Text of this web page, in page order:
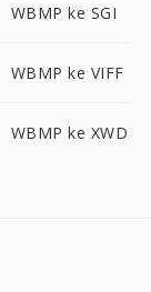
WBMP ke SGI
WBMP ke VIFF
WBMP ke XWD